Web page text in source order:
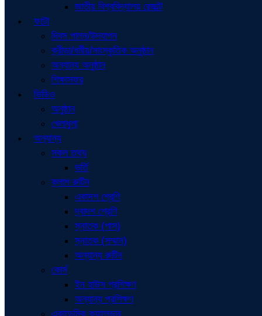
জাতীয় বিশ্ববিদ্যালয় রেজাল্ট
ফটো
দিবস পালন/উদযাপন
ক্রীড়া/ধর্মীয়/সাংস্কৃতিক অনুষ্ঠান
অন্যান্য অনুষ্ঠান
শিক্ষাসফর
ভিডিও
অনুষ্ঠান
খেলাধুলা
অন্যান্য
সকল তথ্য
ভর্তি
ক্লাশ রুটিন
একাদশ শ্রেণি
দ্বাদশ শ্রেণি
স্নাতক (পাস)
স্নাতক (সম্মান)
অন্যান্য রুটিন
কোর্স
ইন হাউস প্রশিক্ষণ
অন্যান্য প্রশিক্ষণ
একাডেমিক ক্যালেন্ডার